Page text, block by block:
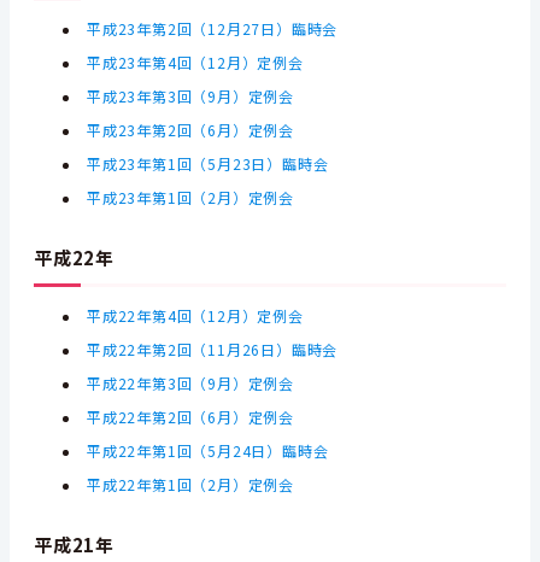
平成23年第2回（12月27日）臨時会
平成23年第4回（12月）定例会
平成23年第3回（9月）定例会
平成23年第2回（6月）定例会
平成23年第1回（5月23日）臨時会
平成23年第1回（2月）定例会
平成22年
平成22年第4回（12月）定例会
平成22年第2回（11月26日）臨時会
平成22年第3回（9月）定例会
平成22年第2回（6月）定例会
平成22年第1回（5月24日）臨時会
平成22年第1回（2月）定例会
平成21年